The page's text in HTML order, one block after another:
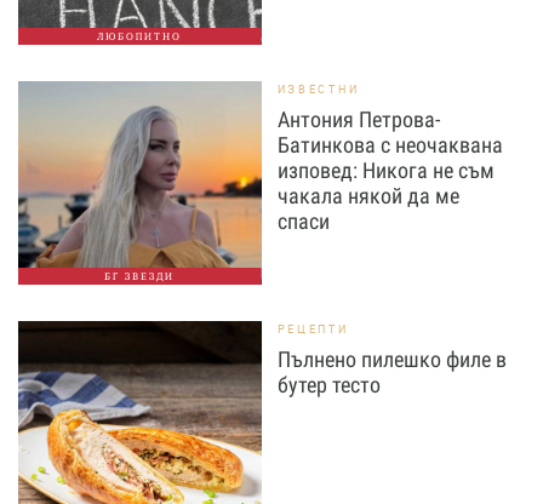
ЛЮБОПИТНО
БГ ЗВЕЗДИ
ИЗВЕСТНИ
Антония Петрова-
Батинкова с неочаквана
изповед: Никога не съм
чакала някой да ме
спаси
РЕЦЕПТИ
Пълнено пилешко филе в
бутер тесто